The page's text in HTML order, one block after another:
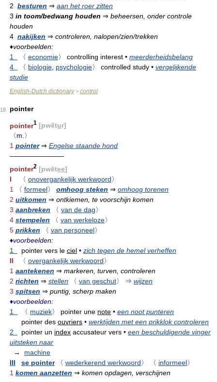
2 besturen ⇒ aan het roer zitten
3 in toom/bedwang houden ⇒ beheersen, onder controle
houden
4 nakijken ⇒ controleren, nalopen/zien/trekken
♦voorbeelden:
1
〈 economie〉 controlling interest • meerderheidsbelang
4
〈 biologie psychologie〉 controlled study • vergelijkende
studie
English-Dutch dictionary> control
18 pointer
pointer1 [pwẽtur]
〈m.〉
1 pointer⇒ Engelse staande hond
————————
pointer2 [pwẽtee]
I
〈 onovergankelijk werkwoord〉
1
〈 formeel〉 omhoog steken ⇒ omhoog torenen
2 uitkomen ⇒ ontkiemen, te voorschijn komen
3 aanbreken 〈 van de dag〉
4 stempelen 〈 van werkeloze〉
5 prikken 〈 van personeel〉
♦voorbeelden:
1
pointer vers le ciel • zich tegen de hemel verheffen
II
〈 overgankelijk werkwoord〉
1 aantekenen ⇒ markeren, turven, controleren
2 richten ⇒ stellen 〈 van geschut〉 ⇒ wijzen
3 spitsen ⇒ puntig, scherp maken
♦voorbeelden:
1
〈 muziek〉 pointer une note • een noot punteren
pointer des ouvriers • werktijden met een prikklok controleren
2
pointer un index accusateur vers • een beschuldigende vinger
uitsteken naar
→ machine
III
se pointer 〈 wederkerend werkwoord〉 〈 informeel〉
1 komen aanzetten ⇒ komen opdagen, verschijnen